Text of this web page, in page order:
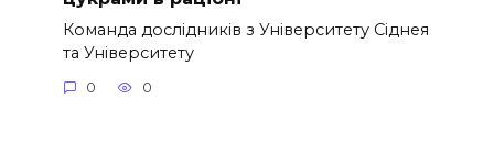
Команда дослідників з Університету Сіднея
та Університету
0 0